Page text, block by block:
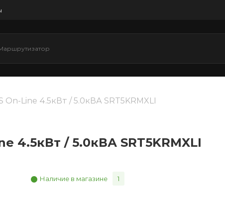
Line 4.5кВт / 5.0кВА SRT5KRMXLI
4.5кВт / 5.0кВА SRT5KRMXLI
Наличие в магазине 1